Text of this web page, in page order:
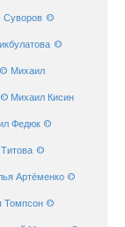
©
©
© Михаил
© Михаил Кисин
Федюк ©
©
Артёменко ©
Томпсон ©